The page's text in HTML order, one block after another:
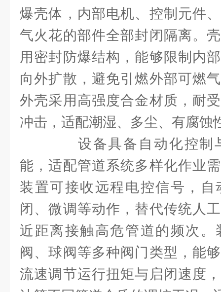
爆壳体，内部电机、控制元件
气火花的部件全部封闭隔离。
用密封防爆结构，能够限制内
向外扩散，避免引燃外部可燃
外壳采用高强度合金材质，耐
冲击，适配潮湿、多尘、有腐蚀
设备具备自动化控制
能，适配管道系统多样化作业
装置可接收远程电控信号，
闭、微调等动作，替代传统人
近距离接触高危管道的频次
阀、球阀等多种阀门类型，能
流速调节运行扭矩与启闭速度